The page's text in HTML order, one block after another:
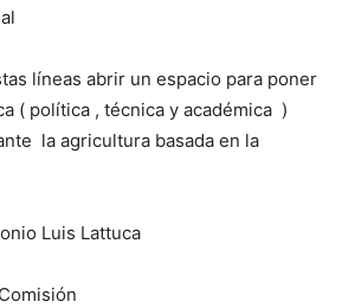
líneas abrir un espacio para poner
( política , técnica y académica )
la agricultura basada en la
Luis Lattuca